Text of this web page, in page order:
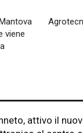
viene
attivo il